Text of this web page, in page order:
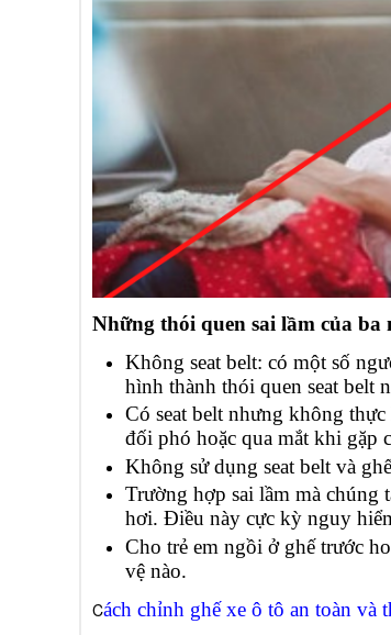
Những thói quen sai lầm của
Không seat belt: có một số
hình thành thói quen seat belt
Có seat belt nhưng không
đối phó hoặc qua mắt khi gặp
Không sử dụng seat belt và
Trường hợp sai lầm mà chúng
hơi. Điều này cực kỳ nguy
Cho trẻ em ngồi ở ghế trước
vệ nào.
Cách chỉnh ghế xe ô tô an toàn và